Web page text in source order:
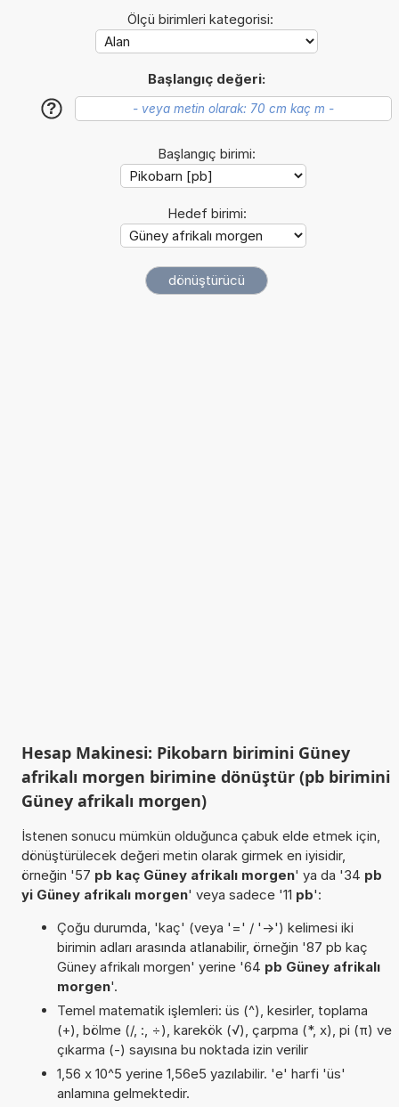
Ölçü birimleri kategorisi:
Başlangıç değeri:
?
Başlangıç birimi:
Hedef birimi:
Hesap Makinesi: Pikobarn birimini Güney
afrikalı morgen birimine dönüştür (pb birimini
Güney afrikalı morgen)
İstenen sonucu mümkün olduğunca çabuk elde etmek için,
dönüştürülecek değeri metin olarak girmek en iyisidir,
örneğin '57 pb kaç Güney afrikalı morgen' ya da '34 pb
yi Güney afrikalı morgen' veya sadece '11 pb':
Çoğu durumda, 'kaç' (veya '=' / '->') kelimesi iki
birimin adları arasında atlanabilir, örneğin '87 pb kaç
Güney afrikalı morgen' yerine '64 pb Güney afrikalı
morgen'.
Temel matematik işlemleri: üs (^), kesirler, toplama
(+), bölme (/, :, ÷), karekök (√), çarpma (*, x), pi (π) ve
çıkarma (-) sayısına bu noktada izin verilir
1,56 x 10^5 yerine 1,56e5 yazılabilir. 'e' harfi 'üs'
anlamına gelmektedir.